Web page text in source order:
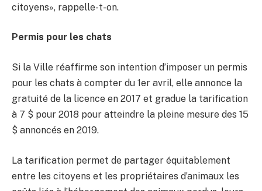
citoyens», rappelle-t-on.
Permis pour les chats
Si la Ville réaffirme son intention d’imposer un permis
pour les chats à compter du 1er avril, elle annonce la
gratuité de la licence en 2017 et gradue la tarification
à 7 $ pour 2018 pour atteindre la pleine mesure des 15
$ annoncés en 2019.
La tarification permet de partager équitablement
entre les citoyens et les propriétaires d’animaux les